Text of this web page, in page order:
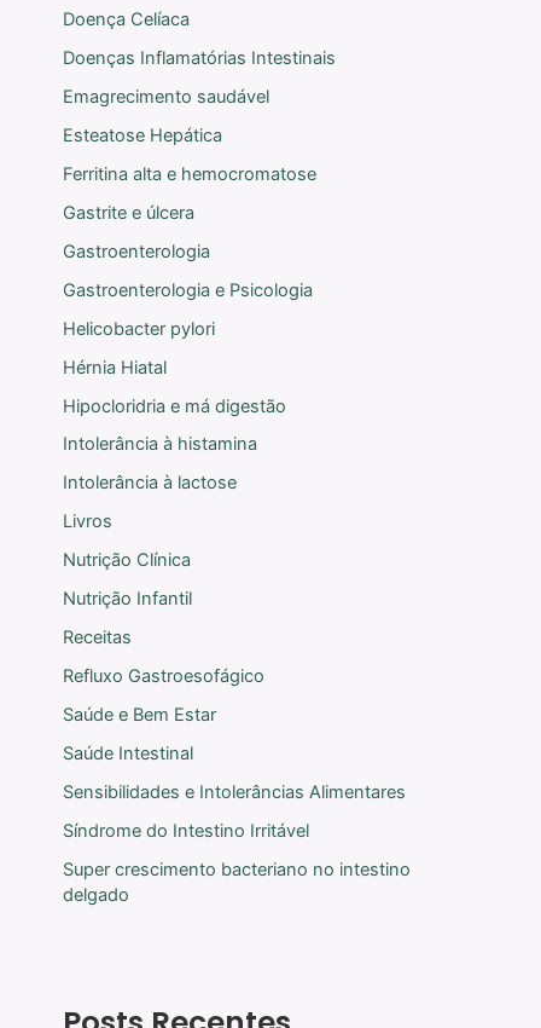
Doença Celíaca
Doenças Inflamatórias Intestinais
Emagrecimento saudável
Esteatose Hepática
Ferritina alta e hemocromatose
Gastrite e úlcera
Gastroenterologia
Gastroenterologia e Psicologia
Helicobacter pylori
Hérnia Hiatal
Hipocloridria e má digestão
Intolerância à histamina
Intolerância à lactose
Livros
Nutrição Clínica
Nutrição Infantil
Receitas
Refluxo Gastroesofágico
Saúde e Bem Estar
Saúde Intestinal
Sensibilidades e Intolerâncias Alimentares
Síndrome do Intestino Irritável
Super crescimento bacteriano no intestino
delgado